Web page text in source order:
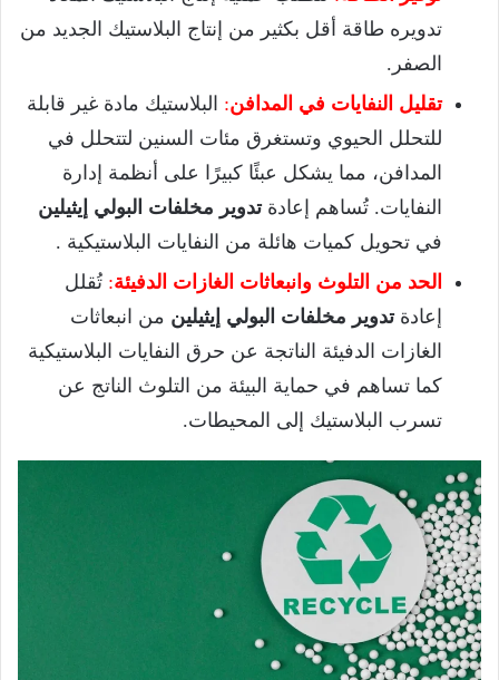
تدويره طاقة أقل بكثير من إنتاج البلاستيك الجديد من
الصفر.
تقليل النفايات في المدافن: البلاستيك مادة غير قابلة
للتحلل الحيوي وتستغرق مئات السنين لتتحلل في
المدافن، مما يشكل عبئًا كبيرًا على أنظمة إدارة
النفايات. تُساهم إعادةتدوير مخلفات البولي إيثيلين
في تحويل كميات هائلة من النفايات البلاستيكية .
الحد من التلوث وانبعاثات الغازات الدفيئة: تُقلل
إعادةتدوير مخلفات البولي إيثيلين من انبعاثات
الغازات الدفيئة الناتجة عن حرق النفايات البلاستيكية
كما تساهم في حماية البيئة من التلوث الناتج عن
تسرب البلاستيك إلى المحيطات.